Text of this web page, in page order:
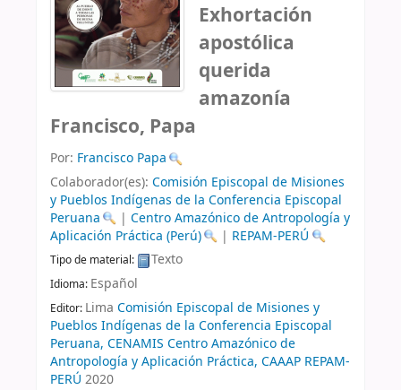
Exhortación
apostólica
querida
amazonía
Francisco, Papa
Por: Francisco Papa
Colaborador(es): Comisión Episcopal de Misiones
y Pueblos Indígenas de la Conferencia Episcopal
Peruana
|Centro Amazónico de Antropología y
Aplicación Práctica (Perú)
| REPAM-PERÚ
Tipo de material: Texto
Idioma: Español
Editor: Lima Comisión Episcopal de Misiones y
Pueblos Indígenas de la Conferencia Episcopal
Peruana, CENAMIS Centro Amazónico de
Antropología y Aplicación Práctica, CAAAP REPAM-
PERÚ 2020